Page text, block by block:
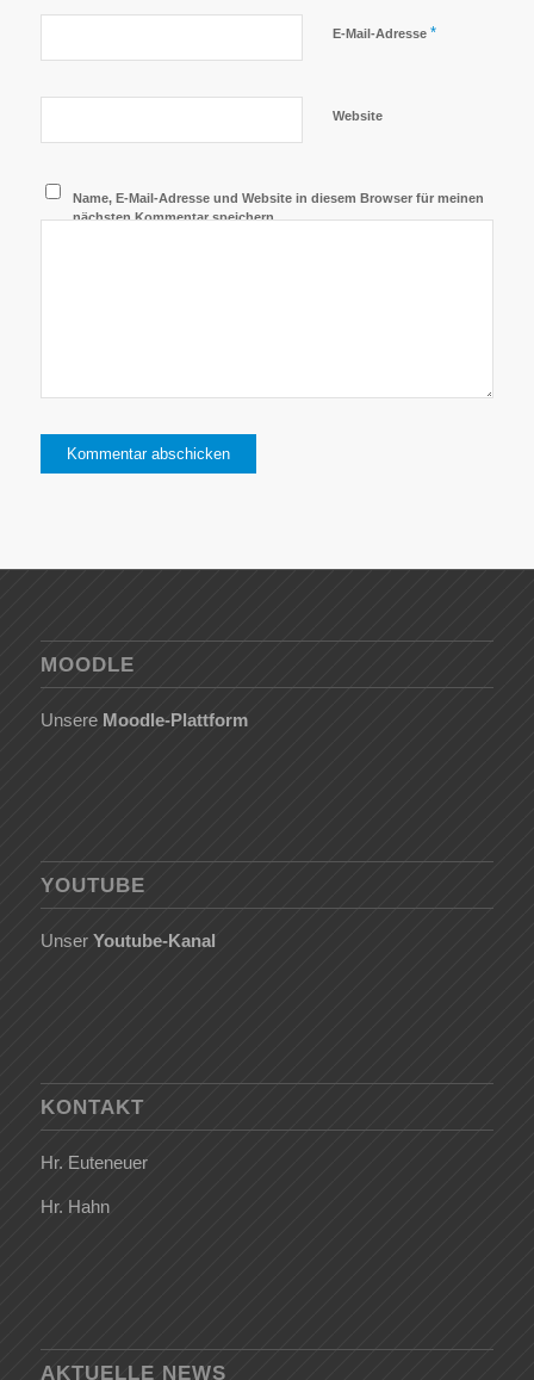
E-Mail-Adresse *
Website
Name, E-Mail-Adresse und Website in diesem Browser für meinen
nächsten Kommentar speichern.
MOODLE
Unsere Moodle-Plattform
YOUTUBE
Unser Youtube-Kanal
KONTAKT
Hr. Euteneuer
Hr. Hahn
AKTUELLE NEWS